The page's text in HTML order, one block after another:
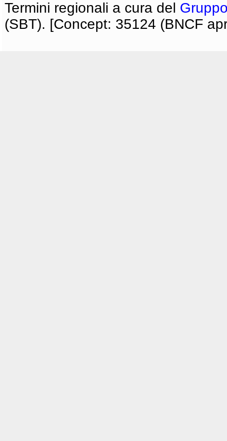
Termini regionali a cura del
(SBT). [Concept: 35124 (BNCF